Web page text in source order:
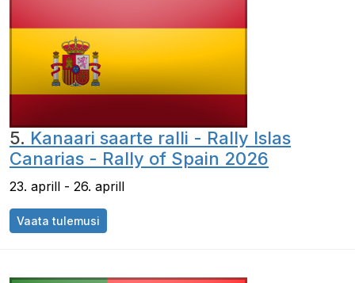
5. Kanaari saarte ralli - Rally Islas
Canarias - Rally of Spain 2026
23. aprill - 26. aprill
Vaata tulemusi